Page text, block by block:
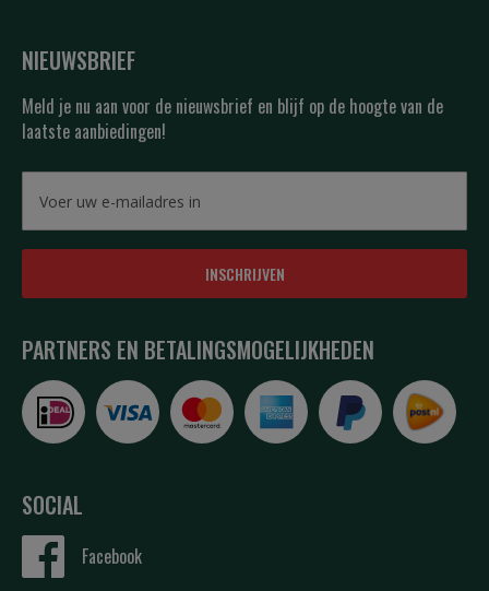
NIEUWSBRIEF
Meld je nu aan voor de nieuwsbrief en blijf op de hoogte van de
laatste aanbiedingen!
INSCHRIJVEN
PARTNERS EN BETALINGSMOGELIJKHEDEN
SOCIAL
Facebook